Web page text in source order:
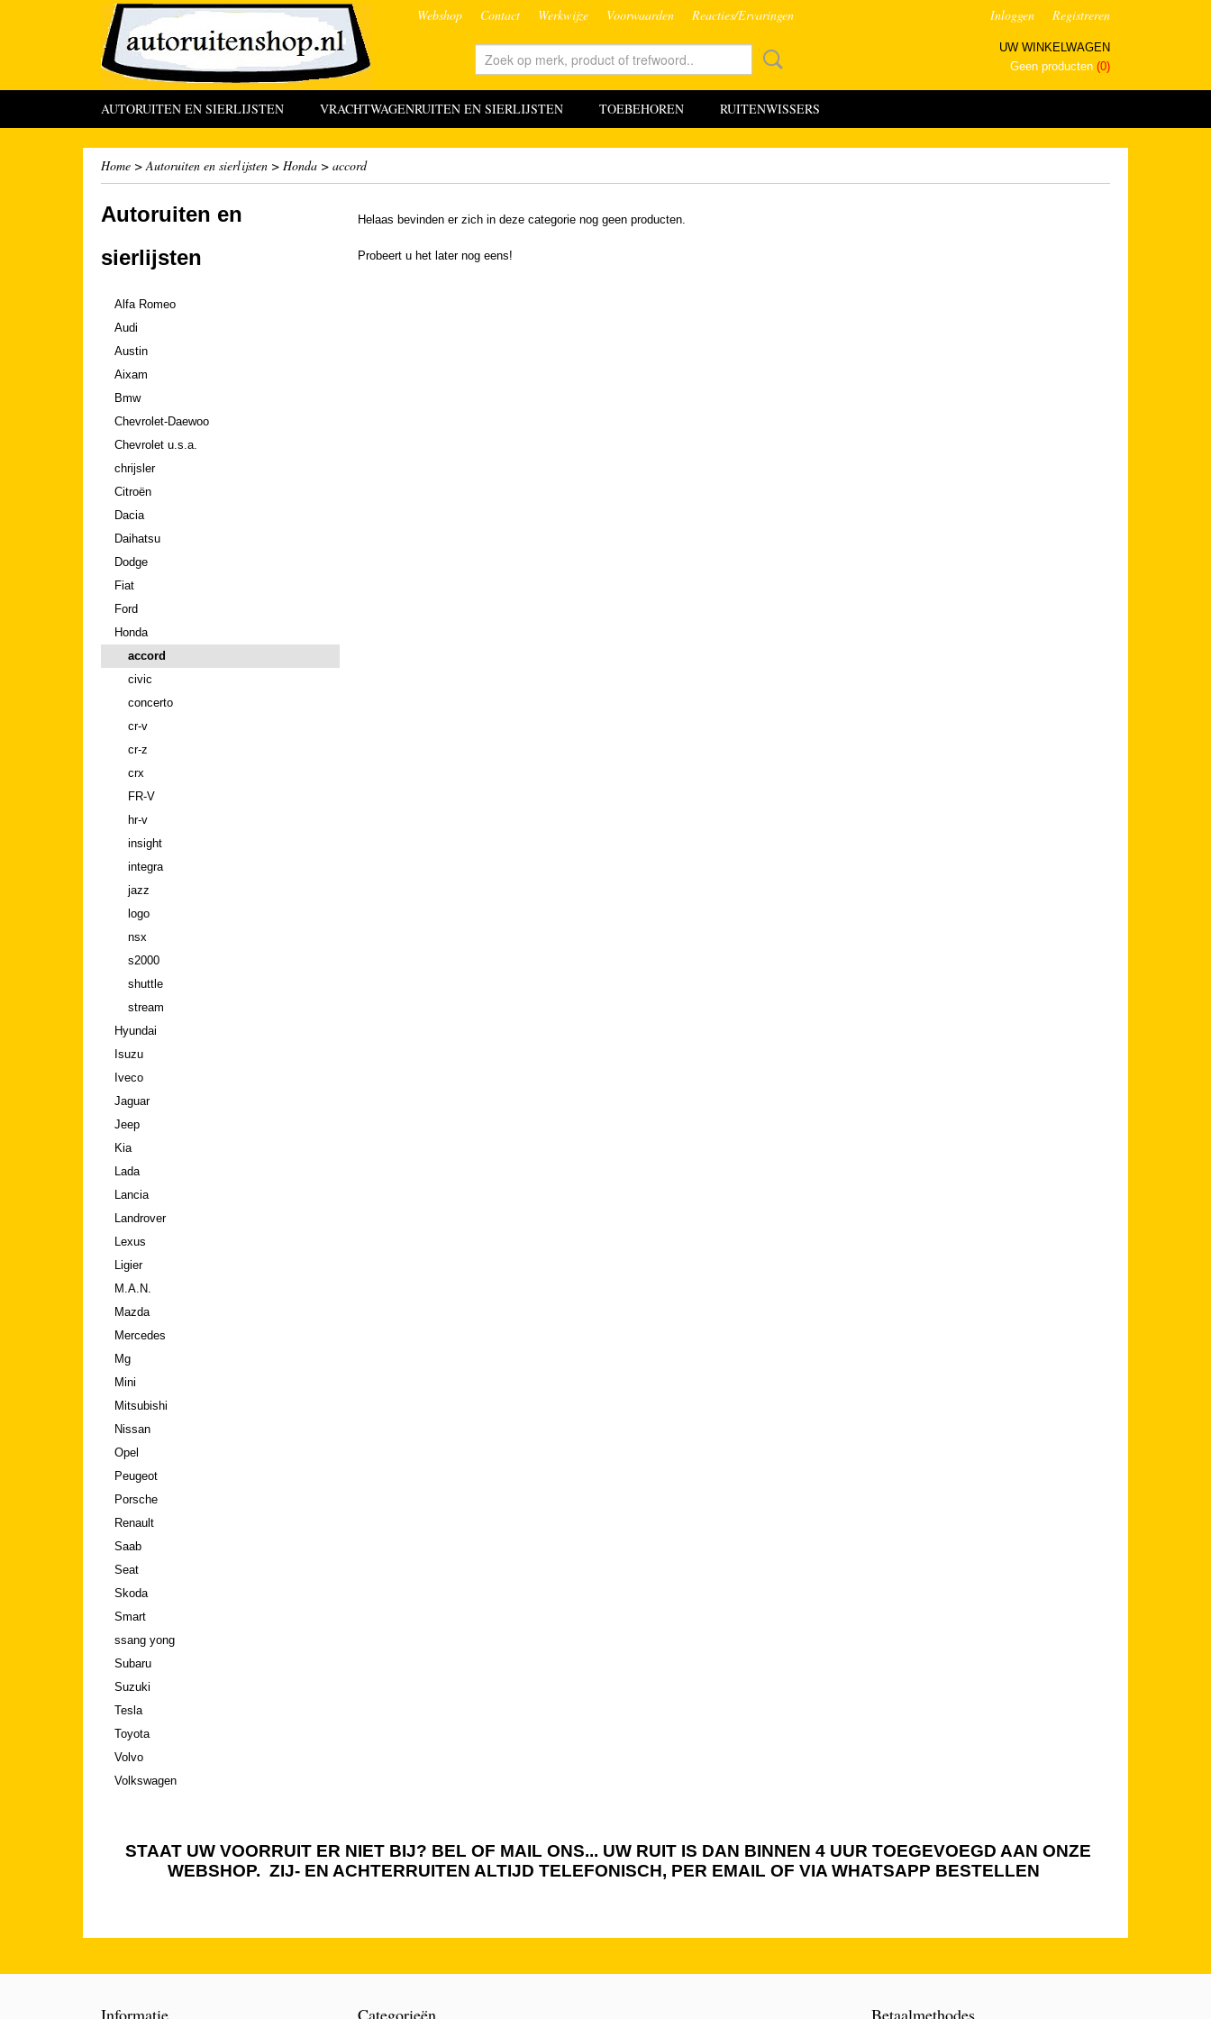
Webshop Contact Werkwijze Voorwaarden Reacties/Ervaringen Inloggen Registreren
UW WINKELWAGEN
Geen producten (0)
AUTORUITEN EN SIERLIJSTEN VRACHTWAGENRUITEN EN SIERLIJSTEN TOEBEHOREN RUITENWISSERS
Home >Autoruiten en sierlijsten > Honda > accord
Autoruiten en
sierlijsten
Alfa Romeo
Audi
Austin
Aixam
Bmw
Chevrolet-Daewoo
Chevrolet u.s.a.
chrijsler
Citroën
Dacia
Daihatsu
Dodge
Fiat
Ford
Honda
accord
civic
concerto
cr-v
cr-z
crx
FR-V
hr-v
insight
integra
jazz
logo
nsx
s2000
shuttle
stream
Hyundai
Isuzu
Iveco
Jaguar
Jeep
Kia
Lada
Lancia
Landrover
Lexus
Ligier
M.A.N.
Mazda
Mercedes
Mg
Mini
Mitsubishi
Nissan
Opel
Peugeot
Porsche
Renault
Saab
Seat
Skoda
Smart
ssang yong
Subaru
Suzuki
Tesla
Toyota
Volvo
Volkswagen
Helaas bevinden er zich in deze categorie nog geen producten.
Probeert u het later nog eens!
STAAT UW VOORRUIT ER NIET BIJ? BEL OF MAIL ONS... UW RUIT IS DAN BINNEN 4 UUR TOEGEVOEGD AAN ONZE
WEBSHOP. ZIJ- EN ACHTERRUITEN ALTIJD TELEFONISCH, PER EMAIL OF VIA WHATSAPP BESTELLEN
Informatie Categorieën Betaalmethodes